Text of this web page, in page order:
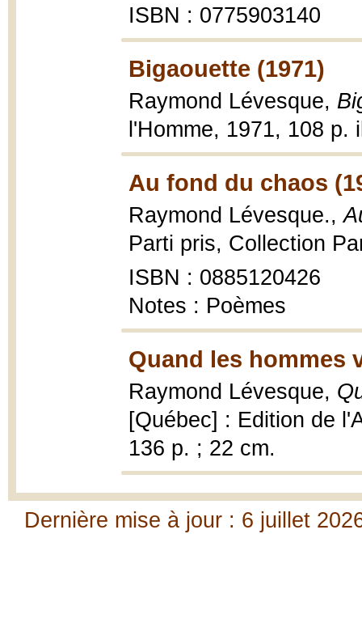
ISBN : 0775903140
Bigaouette (1971)
Raymond Lévesque,
l'Homme, 1971, 108 p.
Au fond du chaos
Raymond Lévesque.,
Parti pris, Collection
ISBN : 0885120426
Notes : Poèmes
Quand les hommes
Raymond Lévesque,
[Québec] : Edition de
136 p. ; 22 cm.
Dernière mise à jour : 6 juillet